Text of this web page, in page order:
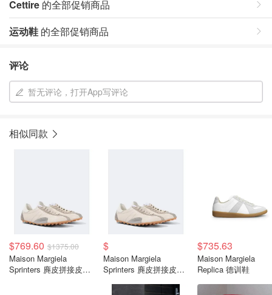
Cettire 的全部促销商品
运动鞋 的全部促销商品
评论
暂无评论，打开App写评论
相似同款
$769.60 $1375.00
Maison Margiela
Sprinters 麂皮拼接皮革
$
Maison Margiela
Sprinters 麂皮拼接皮革
$735.63
Maison Margiela
Replica 德训鞋